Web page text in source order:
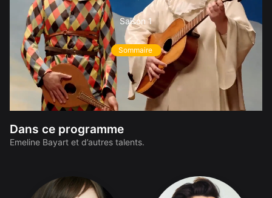
Saison 1
Sommaire
Dans ce programme
Emeline Bayart et d’autres talents.